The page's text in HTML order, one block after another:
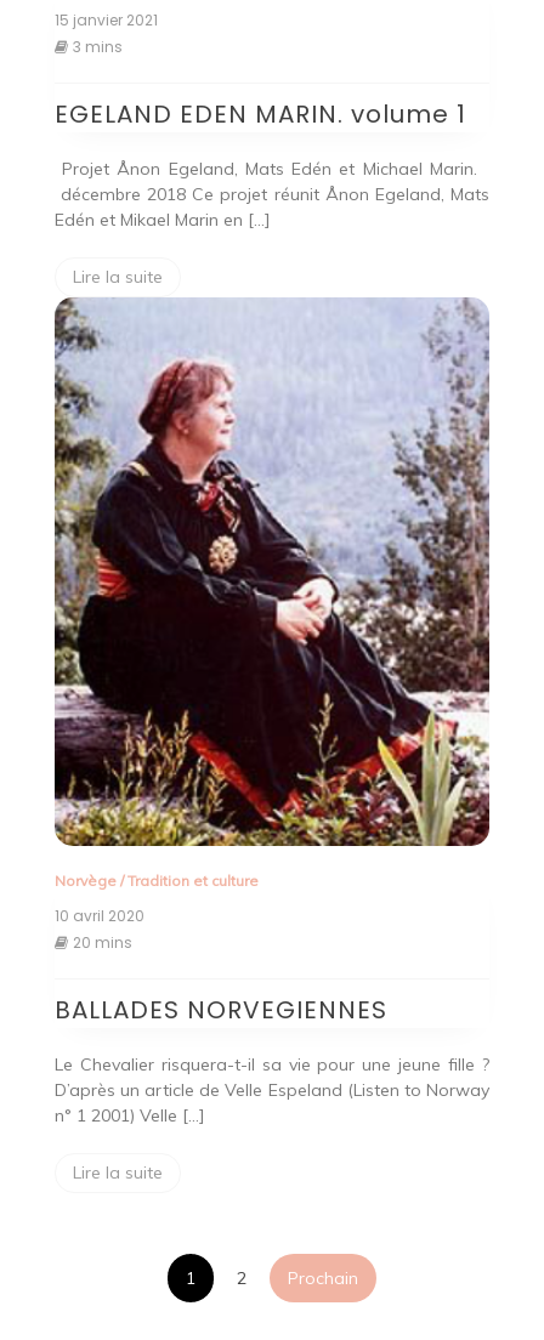
15 janvier 2021
3 mins
EGELAND EDEN MARIN. volume 1
Projet Ånon Egeland, Mats Edén et Michael Marin.
décembre 2018 Ce projet réunit Ånon Egeland, Mats
Edén et Mikael Marin en […]
Lire la suite
Norvège/Tradition et culture
10 avril 2020
20 mins
BALLADES NORVEGIENNES
Le Chevalier risquera-t-il sa vie pour une jeune fille ?
D’après un article de Velle Espeland (Listen to Norway
n° 1 2001) Velle […]
Lire la suite
Pagination
1 2 Prochain